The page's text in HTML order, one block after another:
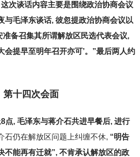
这次谈话内容主要是围绕政治协商会议
与毛泽东谈话, 彼忽提政治协商会议以
准备召集其所谓解放区民选代表会议,
会提早至明年召开亦可’。”最后两人约
第十四次会面
点, 毛泽东与蒋介石共进早餐后, 进行
石仍在解放区问题上纠缠不休, “明告
不能再有迁就”, 不肯承认解放区的政